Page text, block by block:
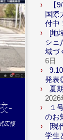
を読
-
広報
【
国際
付中
[地
シェ
域づ
6日
発表
夏
2026
１
のお
[現
学生